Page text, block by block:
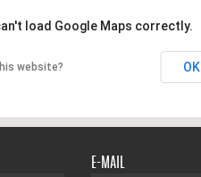
load Google Maps correctly.
website? OK
E-MAIL